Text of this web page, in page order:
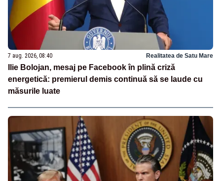
7 aug. 2026, 08:40 Realitatea de Satu Mare
Ilie Bolojan, mesaj pe Facebook în plină criză
energetică: premierul demis continuă să se laude cu
măsurile luate